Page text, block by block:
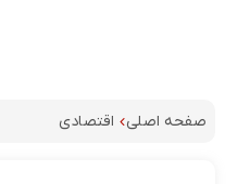
صفحه اصلی اقتصادی